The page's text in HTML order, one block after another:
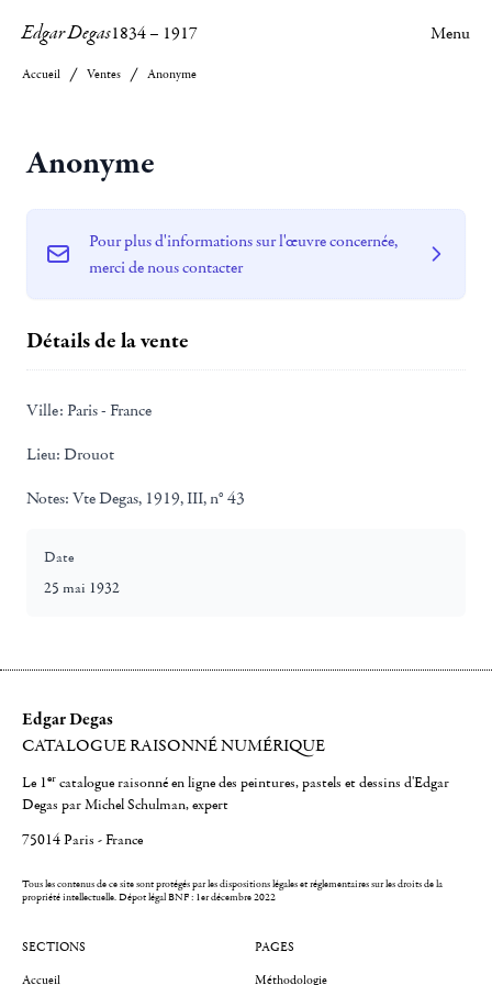
Edgar Degas1834– 1917 Menu
Accueil Ventes Anonyme
Anonyme
Pour plus d'informations sur l'œuvre concernée,
merci de nous contacter
Détails de la vente
Ville: Paris - France
Lieu: Drouot
Notes: Vte Degas, 1919, III, n° 43
Date
25 mai 1932
Edgar Degas
CATALOGUE RAISONNÉ NUMÉRIQUE
Le 1er catalogue raisonné en ligne des peintures, pastels et dessins d'Edgar
Degas par Michel Schulman, expert
75014 Paris - France
Tous les contenus de ce site sont protégés par les dispositions légales et réglementaires sur les droits de la
propriété intellectuelle.Dépot légal BNF : 1er décembre 2022
SECTIONS
Accueil
PAGES
Méthodologie